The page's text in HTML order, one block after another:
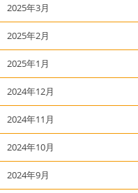
2025年3月
2025年2月
2025年1月
2024年12月
2024年11月
2024年10月
2024年9月